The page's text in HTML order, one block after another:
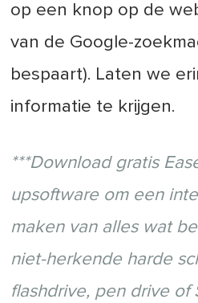
op een knop op de
van de Google-
bespaart). Laten we
informatie te krijgen.
***Download gratis
upsoftware om een
maken van alles wat
niet-herkende harde
flashdrive, pen drive of